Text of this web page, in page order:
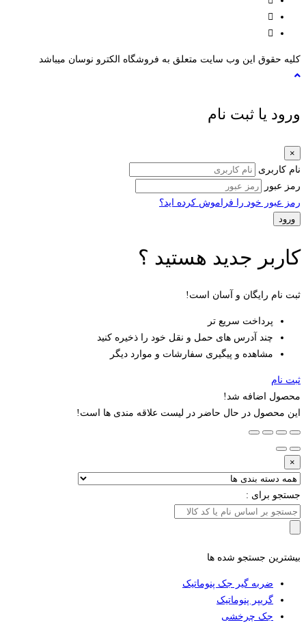
کلیه حقوق این وب سایت متعلق به فروشگاه الکترو نوسان میباشد
ورود یا ثبت نام
×
نام کاربری
رمز عبور
رمز عبور خود را فراموش کرده اید؟
کاربر جدید هستید ؟
ثبت نام رایگان و آسان است!
پرداخت سریع تر
چند آدرس های حمل و نقل خود را ذخیره کنید
مشاهده و پیگیری سفارشات و موارد دیگر
ثبت نام
محصول اضافه شد!
این محصول در حال حاضر در لیست علاقه مندی ها است!
×
جستجو برای :
بیشترین جستجو شده ها
ضربه گیر جک پنوماتیک
گریپر پنوماتیک
جک چرخشی